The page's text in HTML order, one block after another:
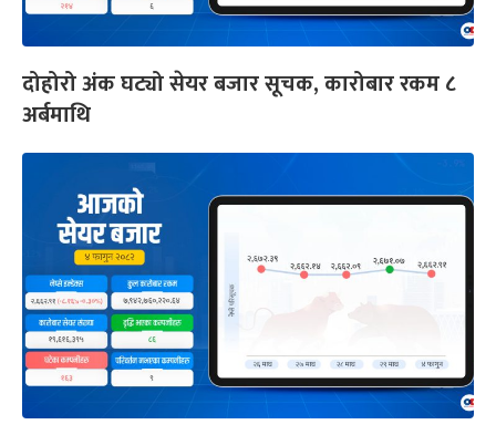
दोहोरो अंक घट्यो सेयर बजार सूचक, कारोबार रकम ८
अर्बमाथि